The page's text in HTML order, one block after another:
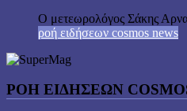
Ο μετεωρολόγος Σάκης
ροή ειδήσεων cosmos news
ΡΟΉ ΕΙΔΉΣΕΩΝ